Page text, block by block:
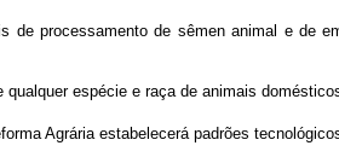
de processamento de sêmen animal e de
qualquer espécie e raça de animais
Agrária estabelecerá padrões